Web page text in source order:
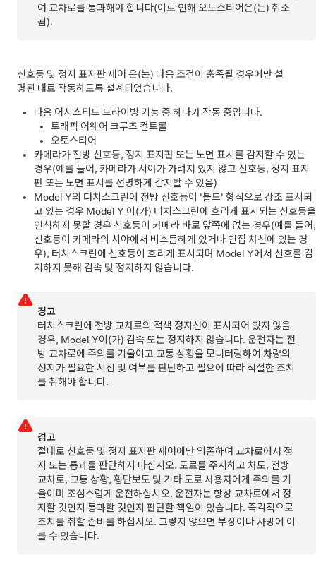
여 교차로를 통과해야 합니다(이로 인해오토스티어은(는) 취소
됨).
신호등 및 정지 표지판 제어 은(는) 다음 조건이 충족될 경우에만 설
명된 대로 작동하도록 설계되었습니다.
다음 어시스티드 드라이빙 기능 중 하나가 작동 중입니다.
트래픽 어웨어 크루즈 컨트롤
오토스티어
카메라가 전방 신호등, 정지 표지판 또는 노면 표시를 감지할 수 있는
경우(예를 들어, 카메라가 시야가 가려져 있지 않고 신호등, 정지 표지
판 또는 노면 표시를 선명하게 감지할 수 있음)
Model Y의 터치스크린에 전방 신호등이 '볼드' 형식으로 강조 표시되
고 있는 경우 Model Y 이(가) 터치스크린에 흐리게 표시되는 신호등을
인식하지 못할 경우 신호등이 카메라 바로 앞쪽에 없는 경우(예를 들어,
신호등이 카메라의 시야에서 비스듬하게 있거나 인접 차선에 있는 경
우), 터치스크린에 신호등이 흐리게 표시되며 Model Y에서 신호를 감
지하지 못해 감속 및 정지하지 않습니다.
경고
터치스크린에 전방 교차로의 적색 정지선이 표시되어 있지 않을
경우, Model Y이(가) 감속 또는 정지하지 않습니다. 운전자는 전
방 교차로에 주의를 기울이고 교통 상황을 모니터링하여 차량의
정지가 필요한 시점 및 여부를 판단하고 필요에 따라 적절한 조치
를 취해야 합니다.
경고
절대로 신호등 및 정지 표지판 제어에만 의존하여 교차로에서 정
지 또는 통과를 판단하지 마십시오. 도로를 주시하고 차도, 전방
교차로, 교통 상황, 횡단보도 및 기타 도로 사용자에게 주의를 기
울이며 조심스럽게 운전하십시오. 운전자는 항상 교차로에서 정
지할 것인지 통과할 것인지 판단할 책임이 있습니다. 즉각적으로
조치를 취할 준비를 하십시오. 그렇지 않으면 부상이나 사망에 이
를 수 있습니다.